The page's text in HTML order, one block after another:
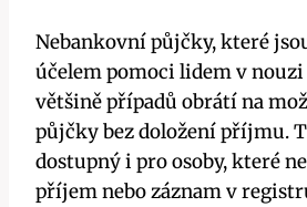
Nebankovní půjčky, které
účelem pomoci lidem v nouzi
většině případů obrátí na
půjčky bez doložení příjmu.
dostupný i pro osoby, které
příjem nebo záznam v